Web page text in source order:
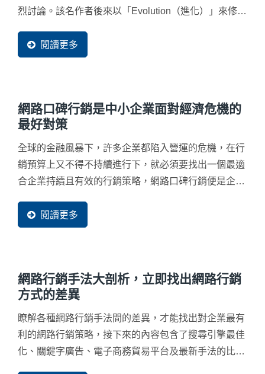
烈討論。該名作者後來以「Evolution（進化）」來修飾
真的有這樣的狀況嗎？網路論壇或部落格，即將成為歷
史嗎？對企業在投資行銷來說，我想很多人答案應該都
閱讀更多
網路口碑行銷是中小企業面對經濟危機的
最好對策
全球的金融風暴下，許多企業都陷入營運的危機，在行
銷預算上又不得不持續進行下，就必須要找出一個最適
合企業持續且有效的行銷策略，網路口碑行銷便是企業
源源不斷帶來訂單，更可以累積出各地品牌效應。
閱讀更多
網路行銷手法大剖析，立即找出網路行銷
方式的差異
瞭解各種網路行銷手法間的差異，才能找出對企業最有
利的網路行銷策略，接下來的內容包含了搜尋引擎最佳
化、關鍵字廣告、電子商務貿易平台及最新手法的比